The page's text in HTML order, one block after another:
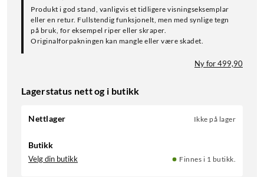
Produkt i god stand, vanligvis et tidligere visningseksemplar
eller en retur. Fullstendig funksjonelt, men med synlige tegn
på bruk, for eksempel riper eller skraper.
Originalforpakningen kan mangle eller være skadet.
Ny for 499,90
Lagerstatus nett og i butikk
Nettlager Ikke på lager
Butikk
Velg din butikk Finnes i 1 butikk.